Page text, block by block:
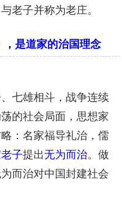
老子并称为老庄。
是道家的治国理念
七雄相斗，战争连续
的社会局面，思想家
：名家福导礼治，儒
老子提出无为而治。做
而治对中国封建社会